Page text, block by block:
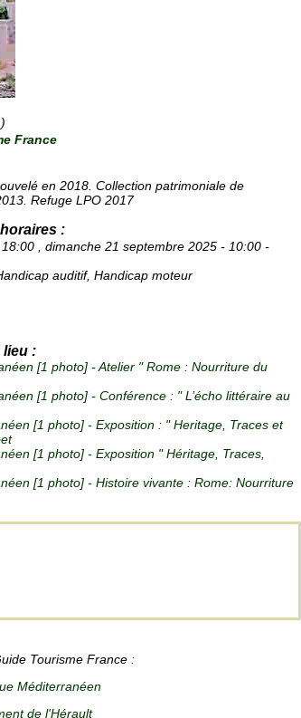
)
France
en 2018. Collection patrimoniale de
Refuge LPO 2017
:
, dimanche 21 septembre 2025 - 10:00 -
auditif, Handicap moteur
:
[1 photo] -Atelier " Rome : Nourriture du
[1 photo] - Conférence : " L’écho littéraire au
[1 photo] - Exposition : " Heritage, Traces et
[1 photo] - Exposition " Héritage, Traces,
[1 photo] - Histoire vivante : Rome: Nourriture
Tourisme France :
Méditerranéen
de l'Hérault